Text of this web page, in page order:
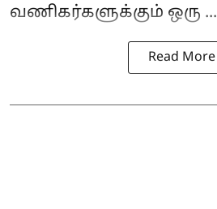
வணிகர்களுக்கும் ஒரு ...
Read More